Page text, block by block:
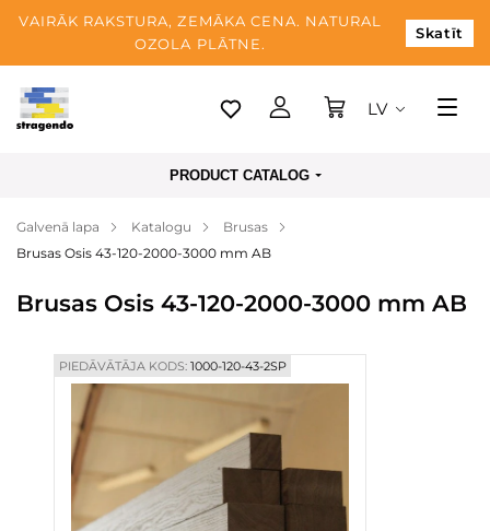
VAIRĀK RAKSTURA, ZEMĀKA CENA. NATURAL
OZOLA PLĀTNE.
Skatīt
Tallina
Apmaksa
Blogs
Kontaktinformācija
LV
PRODUCT CATALOG
Galvenā lapa Katalogu
Brusas
Brusas Osis 43-120-2000-3000 mm AB
Brusas Osis 43-120-2000-3000 mm AB
PIEDĀVĀTĀJA KODS:1000-120-43-2SP